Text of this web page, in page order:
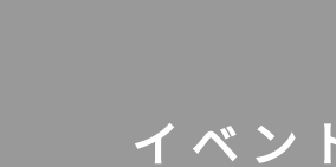
イベン